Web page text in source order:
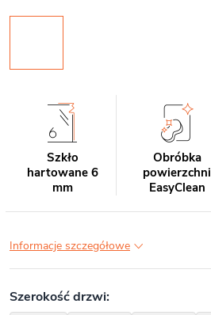
Szkło
hartowane 6
mm
Obróbka
powierzchni
EasyClean
Informacje szczegółowe